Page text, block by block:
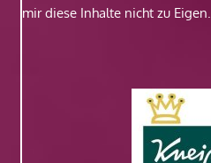
mir diese Inhalte nicht zu Eigen.